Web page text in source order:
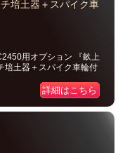
培土器＋スパイク車
用オプション 『畝上
培土器＋スパイク車輪付
詳細はこちら